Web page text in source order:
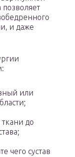
и даже
или
до
чего сустав